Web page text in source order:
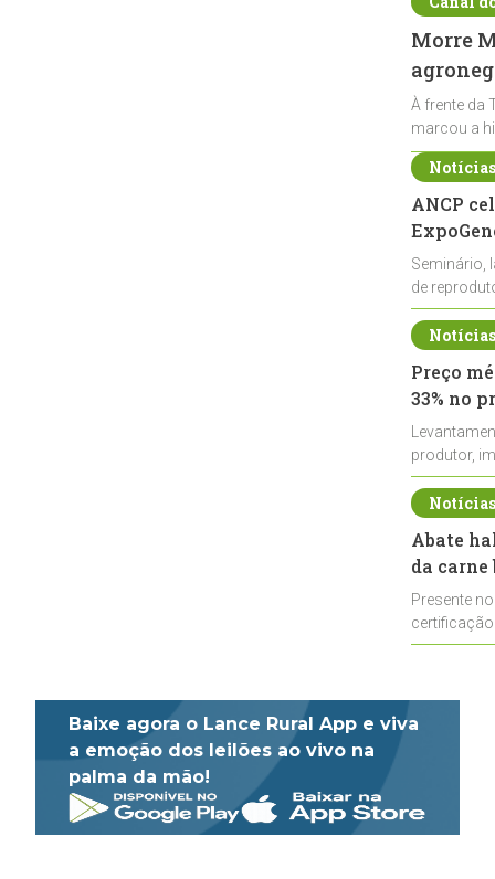
Morre
À frente da
marcou a
ANCP
Seminário,
de
durante a
Preço
33% no
produtor,
de leite cru
Abate
da
Presente
Baixe agora o Lance Rural App e viva
a emoção dos leilões ao vivo na
palma da mão!